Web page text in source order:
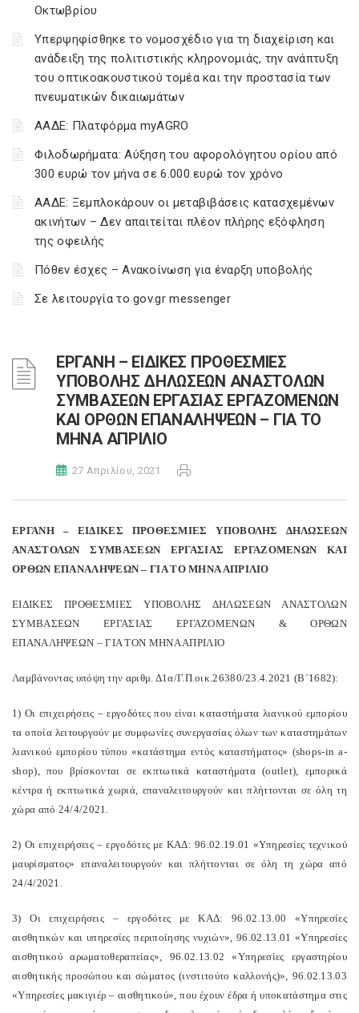
Οκτωβρίου
Υπερψηφίσθηκε το νομοσχέδιο για τη διαχείριση και
ανάδειξη της πολιτιστικής κληρονομιάς, την ανάπτυξη
του οπτικοακουστικού τομέα και την προστασία των
πνευματικών δικαιωμάτων
ΑΑΔΕ: Πλατφόρμα myAGRO
Φιλοδωρήματα: Αύξηση του αφορολόγητου ορίου από
300 ευρώ τον μήνα σε 6.000 ευρώ τον χρόνο
ΑΑΔΕ: Ξεμπλοκάρουν οι μεταβιβάσεις κατασχεμένων
ακινήτων – Δεν απαιτείται πλέον πλήρης εξόφληση
της οφειλής
Πόθεν έσχες – Ανακοίνωση για έναρξη υποβολής
Σε λειτουργία το gov.gr messenger
ΕΡΓΑΝΗ – ΕΙΔΙΚΕΣ ΠΡΟΘΕΣΜΙΕΣ
ΥΠΟΒΟΛΗΣ ΔΗΛΩΣΕΩΝ ΑΝΑΣΤΟΛΩΝ
ΣΥΜΒΑΣΕΩΝ ΕΡΓΑΣΙΑΣ ΕΡΓΑΖΟΜΕΝΩΝ
ΚΑΙ ΟΡΘΩΝ ΕΠΑΝΑΛΗΨΕΩΝ – ΓΙΑ ΤΟ
ΜΗΝΑ ΑΠΡΙΛΙΟ
27 Απριλίου, 2021
ΕΡΓΑΝΗ – ΕΙΔΙΚΕΣ ΠΡΟΘΕΣΜΙΕΣ ΥΠΟΒΟΛΗΣ ΔΗΛΩΣΕΩΝ
ΑΝΑΣΤΟΛΩΝ ΣΥΜΒΑΣΕΩΝ ΕΡΓΑΣΙΑΣ ΕΡΓΑΖΟΜΕΝΩΝ ΚΑΙ
ΟΡΘΩΝ ΕΠΑΝΑΛΗΨΕΩΝ – ΓΙΑ ΤΟ ΜΗΝΑ ΑΠΡΙΛΙΟ
ΕΙΔΙΚΕΣ ΠΡΟΘΕΣΜΙΕΣ ΥΠΟΒΟΛΗΣ ΔΗΛΩΣΕΩΝ ΑΝΑΣΤΟΛΩΝ
ΣΥΜΒΑΣΕΩΝ ΕΡΓΑΣΙΑΣ ΕΡΓΑΖΟΜΕΝΩΝ & ΟΡΘΩΝ
ΕΠΑΝΑΛΗΨΕΩΝ – ΓΙΑ ΤΟΝ ΜΗΝΑ ΑΠΡΙΛΙΟ
Λαμβάνοντας υπόψη την αριθμ. Δ1α/Γ.Π.οικ.26380/23.4.2021 (Β΄1682):
1) Οι επιχειρήσεις – εργοδότες που είναι καταστήματα λιανικού εμπορίου
τα οποία λειτουργούν με συμφωνίες συνεργασίας όλων των καταστημάτων
λιανικού εμπορίου τύπου «κατάστημα εντός καταστήματος» (shops-in a-
shop), που βρίσκονται σε εκπτωτικά καταστήματα (outlet), εμπορικά
κέντρα ή εκπτωτικά χωριά, επαναλειτουργούν και πλήττονται σε όλη τη
χώρα από 24/4/2021.
2) Οι επιχειρήσεις – εργοδότες με ΚΑΔ: 96.02.19.01 «Υπηρεσίες τεχνικού
μαυρίσματος» επαναλειτουργούν και πλήττονται σε όλη τη χώρα από
24/4/2021.
3) Οι επιχειρήσεις – εργοδότες με ΚΑΔ: 96.02.13.00 «Υπηρεσίες
αισθητικών και υπηρεσίες περιποίησης νυχιών», 96.02.13.01 «Υπηρεσίες
αισθητικού αρωματοθεραπείας», 96.02.13.02 «Υπηρεσίες εργαστηρίου
αισθητικής προσώπου και σώματος (ινστιτούτο καλλονής)», 96.02.13.03
«Υπηρεσίες μακιγιέρ – αισθητικού», που έχουν έδρα ή υποκατάστημα στις